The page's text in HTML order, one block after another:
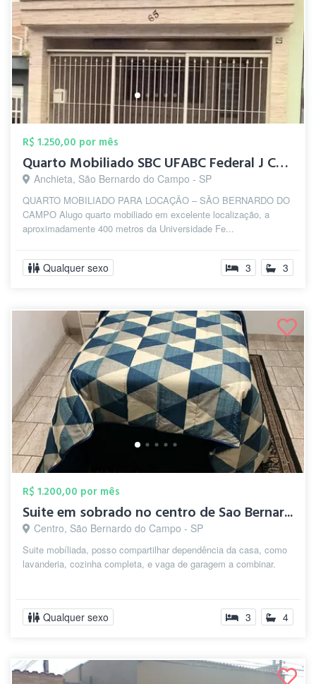
R$ 1.250,00 por mês
Quarto Mobiliado SBC UFABC Federal J Cop...
Anchieta, São Bernardo do Campo - SP
QUARTO MOBILIADO PARA LOCAÇÃO – SÃO BERNARDO DO
CAMPO Alugo quarto mobiliado em excelente localização, a
aproximadamente 400 metros da Universidade Fe...
Qualquer sexo 3 3
R$ 1.200,00 por mês
Suite em sobrado no centro de Sao Bernar...
Centro, São Bernardo do Campo - SP
Suite mobíliada, posso compartilhar dependência da casa, como
lavanderia, cozinha completa, e vaga de garagem a combinar.
Qualquer sexo 3 4